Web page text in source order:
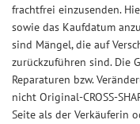
frachtfrei einzusenden.
sowie das Kaufdatum
sind Mängel, die auf
zurückzuführen sind. Die
Reparaturen bzw.
nicht Original-CROSS-
Seite als der Verkäuferin